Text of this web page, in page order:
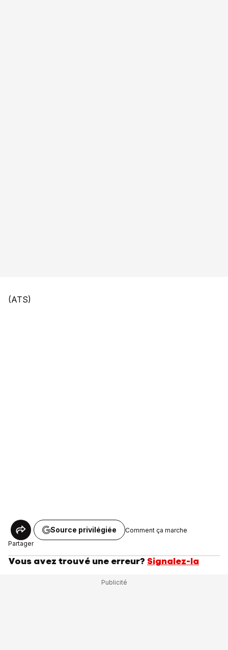
(ATS)
Partager
Source privilégiée Comment ça marche
Vous avez trouvé une erreur? Signalez-la